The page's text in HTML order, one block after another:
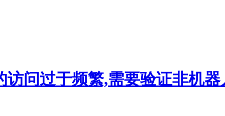
访问过于频繁,需要验证非机器